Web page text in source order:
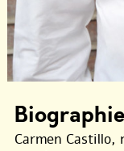
Biographie
Carmen Castillo,